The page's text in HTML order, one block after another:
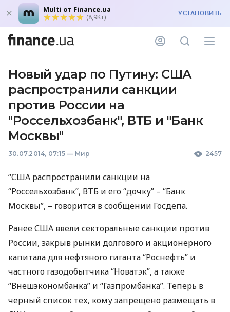
Multi от Finance.ua
(8,9K+) УСТАНОВИТЬ
Новый удар по Путину: США
распространили санкции
против России на
"Россельхозбанк", ВТБ и "Банк
Москвы"
30.07.2014, 07:15 — Мир 2457
“США распространили санкции на
“Россельхозбанк”, ВТБ и его “дочку” – “Банк
Москвы”, – говорится в сообщении Госдепа.
РанееСША ввели секторальные санкции против
России, закрыв рынки долгового и акционерного
капитала для нефтяного гиганта “Роснефть” и
частного газодобытчика “Новатэк”, а также
“Внешэкономбанка” и “Газпромбанка”. Теперь в
черный список тех, кому запрещено размещать в